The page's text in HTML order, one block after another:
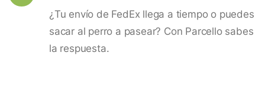
¿Tu envío de FedEx llega a tiempo o puedes
sacar al perro a pasear? Con Parcello sabes
la respuesta.